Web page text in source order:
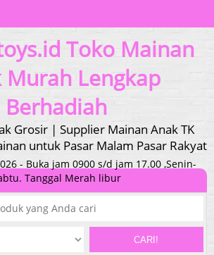
Toko Mainan
Murah Lengkap
Berhadiah
Grosir | Supplier Mainan Anak TK
untuk Pasar Malam Pasar Rakyat
- Buka jam 0900 s/d jam 17.00 ,Senin-
Tanggal Merah libur
CARI!